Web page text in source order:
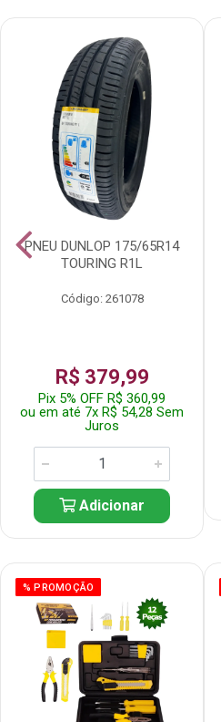
PNEU DUNLOP 175/65R14
TOURING R1L
Código: 261078
R$ 379,99
Pix 5% OFF R$ 360,99
ou em até 7x R$ 54,28 Sem
Juros
Adicionar
% PROMOÇÃO